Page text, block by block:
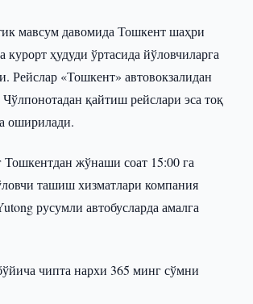
мавсум давомида Тошкент шаҳри
курорт ҳудуди ўртасида йўловчиларга
Рейслар «Тошкент» автовокзалидан
қайтиш рейслари эса тоқ
оширилади.
Тошкентдан жўнаши соат 15:00 га
ташиш хизматлари компания
русумли автобусларда амалга
чипта нархи 365 минг сўмни